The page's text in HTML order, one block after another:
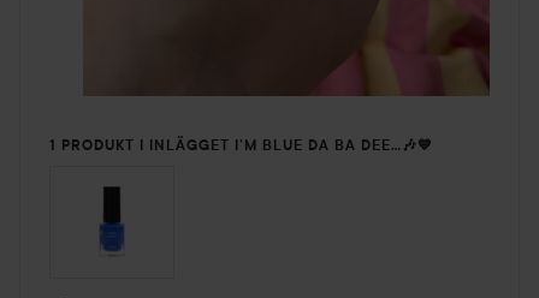
1 PRODUKT I INLÄGGET I’M BLUE DA BA DEE…🎶💙